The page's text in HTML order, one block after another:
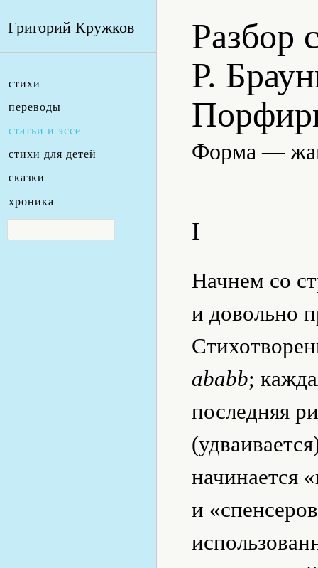
Григорий Кружков
стихи
переводы
статьи и эссе
стихи для детей
сказки
хроника
Разбор
Р.
Форма —
I
Начнем сo
и довольно
ababb;
последняя
начинается
и